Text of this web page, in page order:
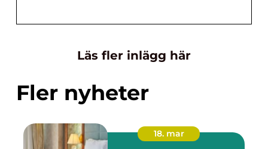
Läs fler inlägg här
Fler nyheter
18. mar